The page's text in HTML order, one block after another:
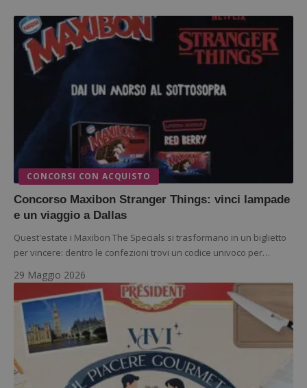
CONCORSI CON ACQUISTO
Concorso Maxibon Stranger Things: vinci lampade
e un viaggio a Dallas
Quest'estate i Maxibon The Specials si trasformano in un biglietto
per vincere: dentro le confezioni trovi un codice univoco per…
29 Maggio 2026